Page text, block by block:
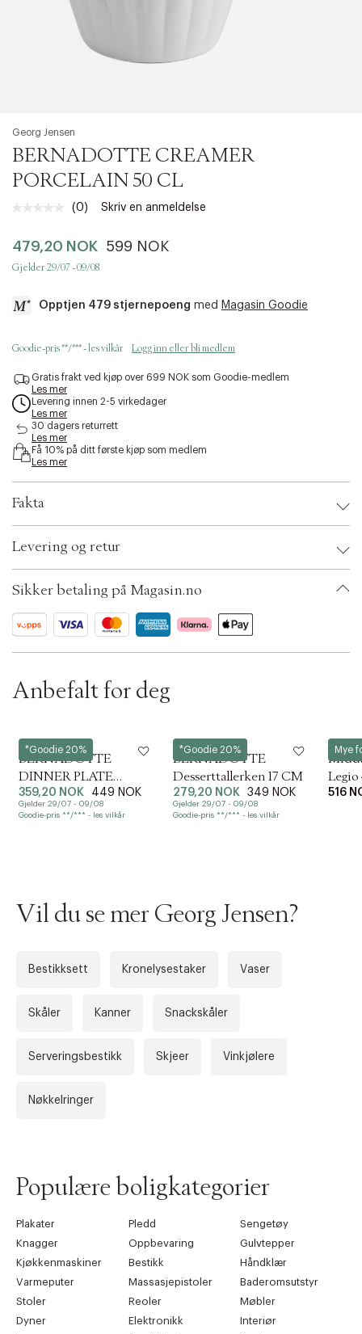
Georg Jensen
BERNADOTTE CREAMER
PORCELAIN 50 CL
Ingen
Samme
sidelenke.
(0) Skriv en anmeldelse
479,20 NOK 599 NOK
Gjelder 29/07 - 09/08
Opptjen 479 stjernepoeng med Magasin Goodie
c
e
s
s
b
i
i
t
.
v
r
i
t
i
s
o
n
Goodie-pris **/*** - les vilkår Logg inn eller bli medlem
Gratis frakt ved kjøp over 699 NOK som Goodie-medlem
Les mer
Levering innen 2-5 virkedager
Les mer
30 dagers returrett
Les mer
Få 10% på ditt første kjøp som medlem
Les mer
Fakta
EAN: 5713275255314
ID: BKRR23-0008
Levering og retur
Sikker betaling på Magasin.no
Anbefalt for deg
*Goodie 20%
Georg Jensen
BERNADOTTE
DINNER PLATE
PORCELAIN 260 MM
359,20 NOK 449 NOK
Gjelder 29/07 - 09/08
Goodie-pris **/*** - les vilkår
*Goodie 20%
Georg Jensen
BERNADOTTE
Desserttallerken 17 CM
279,20 NOK 349 NOK
Gjelder 29/07 - 09/08
Goodie-pris **/*** - les vilkår
Mye
Eva
Legio
516
Vil du se mer Georg Jensen?
Bestikksett Kronelysestaker Vaser
Skåler Kanner Snackskåler
Serveringsbestikk Skjeer Vinkjølere
Nøkkelringer
Populære boligkategorier
Plakater Pledd
Sengetøy
Knagger
Oppbevaring
Gulvtepper
Kjøkkenmaskiner
Bestikk
Håndklær
Varmeputer
Massasjepistoler
Baderomsutstyr
Stoler
Reoler
Møbler
Dyner
Elektronikk
Interiør